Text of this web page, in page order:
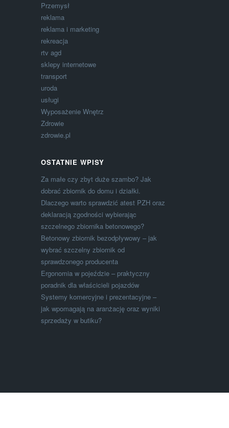
Przemysł
reklama
reklama i marketing
rekreacja
rtv agd
sklepy internetowe
transport
uroda
usługi
Wyposażenie Wnętrz
Zdrowie
zdrowie.pl
OSTATNIE WPISY
Za małe czy zbyt duże szambo? Jak
dobrać zbiornik do domu i działki.
Dlaczego warto sprawdzić atest PZH oraz
deklaracją zgodności wybierając
szczelnego zbiornika betonowego?
Betonowy zbiornik bezodpływowy – jak
wybrać szczelny zbiornik od
sprawdzonego producenta
Ergonomia w pojeździe – praktyczny
poradnik dla właścicieli pojazdów
Systemy komercyjne i prezentacyjne –
jak wpomagają na aranżację oraz wyniki
sprzedaży w butiku?